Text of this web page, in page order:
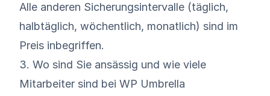
Alle anderen Sicherungsintervalle (täglich,
halbtäglich, wöchentlich, monatlich) sind im
Preis inbegriffen.
3. Wo sind Sie ansässig und wie viele
Mitarbeiter sind bei WP Umbrella